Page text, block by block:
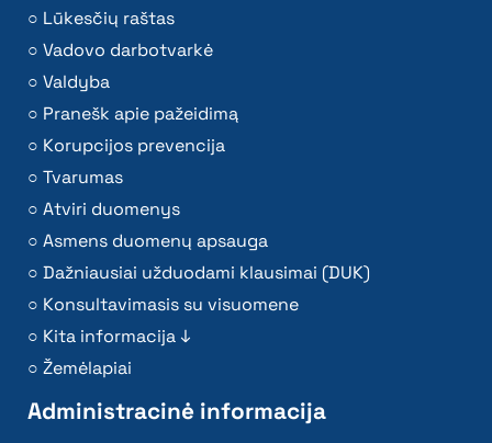
Lūkesčių raštas
Vadovo darbotvarkė
Valdyba
Pranešk apie pažeidimą
Korupcijos prevencija
Tvarumas
Atviri duomenys
Asmens duomenų apsauga
Dažniausiai užduodami klausimai (DUK)
Konsultavimasis su visuomene
Kita informacija ↓
Žemėlapiai
Administracinė informacija